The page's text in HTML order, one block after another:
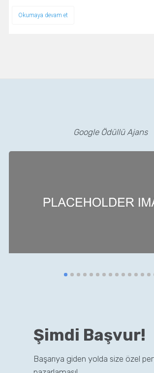
Okumaya devam et
Google Ödüllü Ajans
Şimdi Başvur!
Başarıya giden yolda size özel